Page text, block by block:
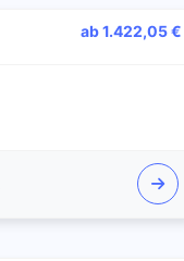
ab 1.422,05 €